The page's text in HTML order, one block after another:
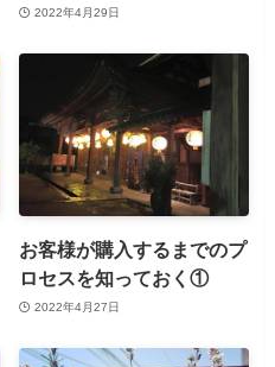
2022年4月29日
お客様が購入するまでのプ
ロセスを知っておく①
2022年4月27日